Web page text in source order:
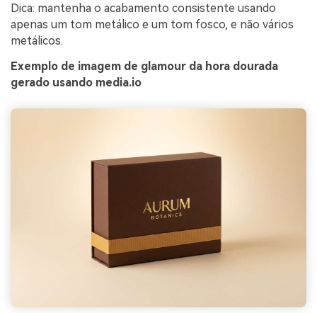
Dica: mantenha o acabamento consistente usando
apenas um tom metálico e um tom fosco, e não vários
metálicos.
Exemplo de imagem de glamour da hora dourada
gerado usando media.io